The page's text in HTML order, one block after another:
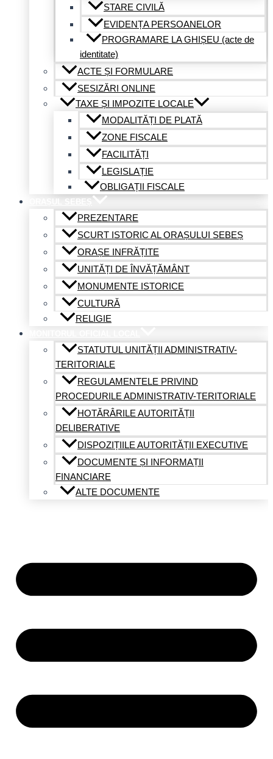
STARE CIVILĂ
EVIDENȚA PERSOANELOR
PROGRAMARE LA GHIȘEU (acte de
identitate)
ACTE ȘI FORMULARE
SESIZĂRI ONLINE
TAXE ȘI IMPOZITE LOCALE
MODALITĂȚI DE PLATĂ
ZONE FISCALE
FACILITĂȚI
LEGISLAȚIE
OBLIGAȚII FISCALE
ORAȘUL SEBEȘ
PREZENTARE
SCURT ISTORIC AL ORAȘULUI SEBEȘ
ORAȘE INFRĂȚITE
UNITĂȚI DE ÎNVĂȚĂMÂNT
MONUMENTE ISTORICE
CULTURĂ
RELIGIE
STATUTUL UNITĂȚII ADMINISTRATIV-
TERITORIALE
REGULAMENTELE PRIVIND
PROCEDURILE ADMINISTRATIV-TERITORIALE
HOTĂRÂRILE AUTORITĂȚII
DELIBERATIVE
DISPOZIȚIILE AUTORITĂȚII EXECUTIVE
DOCUMENTE ȘI INFORMAȚII
FINANCIARE
ALTE DOCUMENTE